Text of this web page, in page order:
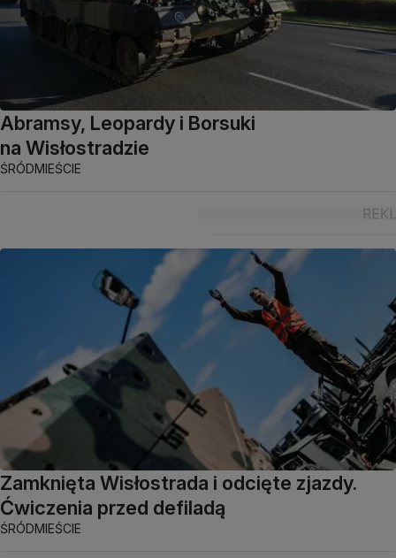
Abramsy, Leopardy i Borsuki
na Wisłostradzie
ŚRÓDMIEŚCIE
Zamknięta Wisłostrada i odcięte zjazdy.
Ćwiczenia przed defiladą
ŚRÓDMIEŚCIE